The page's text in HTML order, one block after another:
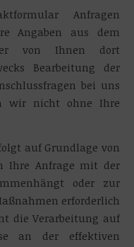
Anfragen
Angaben aus dem
von Ihnen dort
Bearbeitung der
bei uns
wir nicht ohne Ihre
auf Grundlage von
Ihre Anfrage mit der
oder zur
erforderlich
die Verarbeitung auf
an der effektiven